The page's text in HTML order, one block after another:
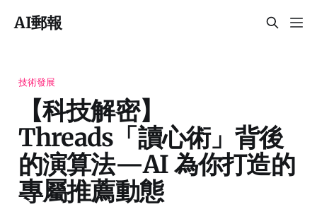
AI郵報
技術發展
【科技解密】
Threads「讀心術」背後
的演算法—AI 為你打造的
專屬推薦動態